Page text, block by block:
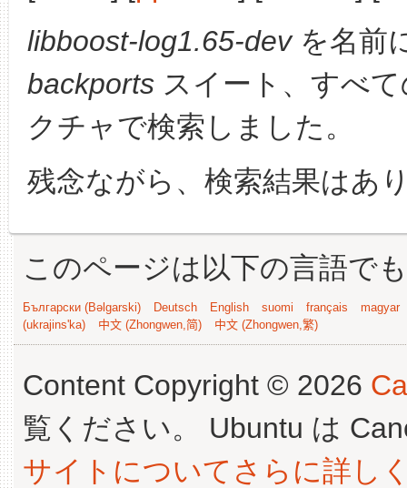
libboost-log1.65-devを名前
backports スイート、すべ
クチャで検索しました。
残念ながら、検索結果はあ
このページは以下の言語で
Български (Bəlgarski) Deutsch English suomi français
magyar
(ukrajins'ka)
中文 (Zhongwen,简) 中文 (Zhongwen,繁)
Content Copyright © 2026
覧ください。 Ubuntu は
サイトについてさらに詳し